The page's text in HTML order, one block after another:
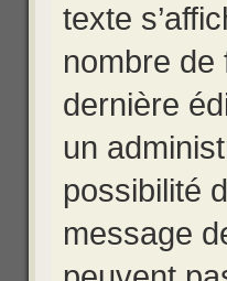
texte
nombre de
dernière
un
possibilité
message